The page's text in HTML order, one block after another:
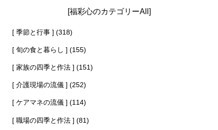
[福彩心のカテゴリーAll]
[ 季節と行事 ] (318)
[ 旬の食と暮らし ] (155)
[ 家族の四季と作法 ] (151)
[ 介護現場の流儀 ] (252)
[ ケアマネの流儀 ] (114)
[ 職場の四季と作法 ] (81)